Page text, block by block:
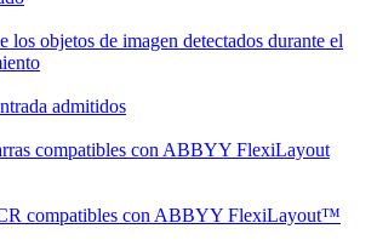
los objetos de imagen detectados durante el
admitidos
compatibles con ABBYY FlexiLayout
compatibles con ABBYY FlexiLayout™